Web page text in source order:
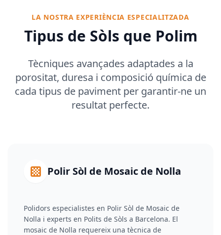
LA NOSTRA EXPERIÈNCIA ESPECIALITZADA
Tipus de Sòls que Polim
Tècniques avançades adaptades a la
porositat, duresa i composició química de
cada tipus de paviment per garantir-ne un
resultat perfecte.
Polir Sòl de Mosaic de Nolla
Polidors especialistes en Polir Sòl de Mosaic de
Nolla i experts en Polits de Sòls a Barcelona. El
mosaic de Nolla requereix una tècnica de